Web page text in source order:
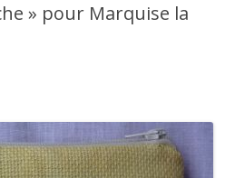
» pour Marquise la